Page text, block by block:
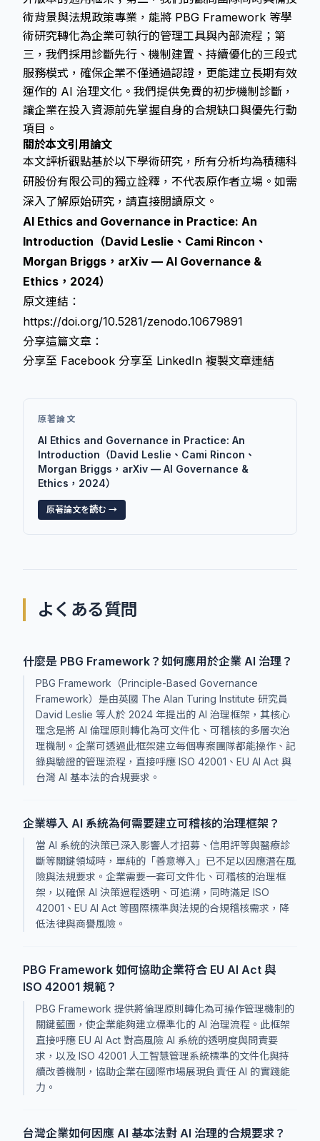
術背景與法規政策專業，能將 PBG Framework 等學
術研究轉化為企業可執行的管理工具與內部流程；第
三，我們採用診斷先行、機制建置、持續優化的三段式
服務模式，確保企業不僅通過認證，更能建立長期有效
運作的 AI 治理文化。我們提供免費的初步機制診斷，
讓企業在投入資源前先掌握自身的合規缺口與優先行動
項目。
關於本文引用論文
本文評析觀點基於以下學術研究，所有分析均為積穗科
研股份有限公司的獨立詮釋，不代表原作者立場。如需
深入了解原始研究，請直接閱讀原文。
AI Ethics and Governance in Practice: An
Introduction（David Leslie、Cami Rincon、
Morgan Briggs，arXiv — AI Governance &
Ethics，2024）
原文連結：
https://doi.org/10.5281/zenodo.10679891
分享這篇文章：
分享至 Facebook 分享至 LinkedIn 複製文章連結
原著論文
AI Ethics and Governance in Practice: An
Introduction（David Leslie、Cami Rincon、
Morgan Briggs，arXiv — AI Governance &
Ethics，2024）
原著論文を読む →
よくある質問
什麼是 PBG Framework？如何應用於企業 AI 治理？
PBG Framework（Principle-Based Governance
Framework）是由英國 The Alan Turing Institute 研究員
David Leslie 等人於 2024 年提出的 AI 治理框架，其核心
理念是將 AI 倫理原則轉化為可文件化、可稽核的多層次治
理機制。企業可透過此框架建立每個專案團隊都能操作、記
錄與驗證的管理流程，直接呼應 ISO 42001、EU AI Act 與
台灣 AI 基本法的合規要求。
企業導入 AI 系統為何需要建立可稽核的治理框架？
當 AI 系統的決策已深入影響人才招募、信用評等與醫療診
斷等關鍵領域時，單純的「善意導入」已不足以因應潛在風
險與法規要求。企業需要一套可文件化、可稽核的治理框
架，以確保 AI 決策過程透明、可追溯，同時滿足 ISO
42001、EU AI Act 等國際標準與法規的合規稽核需求，降
低法律與商譽風險。
PBG Framework 如何協助企業符合 EU AI Act 與
ISO 42001 規範？
PBG Framework 提供將倫理原則轉化為可操作管理機制的
關鍵藍圖，使企業能夠建立標準化的 AI 治理流程。此框架
直接呼應 EU AI Act 對高風險 AI 系統的透明度與問責要
求，以及 ISO 42001 人工智慧管理系統標準的文件化與持
續改善機制，協助企業在國際市場展現負責任 AI 的實踐能
力。
台灣企業如何因應 AI 基本法對 AI 治理的合規要求？